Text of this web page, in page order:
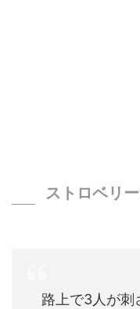
ストロベリ
路上で3人が刺